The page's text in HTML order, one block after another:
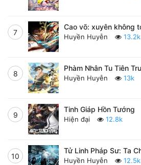
7
Cao võ: xuyên không
Huyền Huyễn 13.2k
8
Phàm Nhân Tu Tiên
Huyền Huyễn 13k
9
Tinh Giáp Hồn Tướng
Hiện đại 12.8k
10
Tử Linh Pháp Sư: Ta
Huyền Huyễn 12.5k